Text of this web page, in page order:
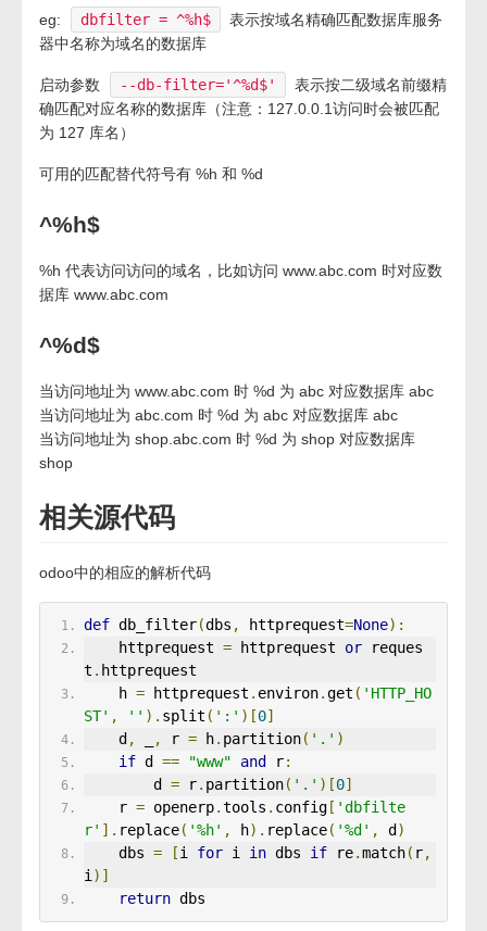
eg: dbfilter = ^%h$
表示按域名精确匹配数据库服务
器中名称为域名的数据库
启动参数 --db-filter='^%d$'
表示按二级域名前缀精
确匹配对应名称的数据库（注意：127.0.0.1访问时会被匹配
为 127 库名）
可用的匹配替代符号有 %h 和 %d
^%h$
%h 代表访问访问的域名，比如访问 www.abc.com 时对应数
据库 www.abc.com
^%d$
当访问地址为 www.abc.com 时 %d 为 abc 对应数据库 abc
当访问地址为 abc.com 时 %d 为 abc 对应数据库 abc
当访问地址为 shop.abc.com 时 %d 为 shop 对应数据库
shop
相关源代码
odoo中的相应的解析代码
def db_filter(dbs , httprequest=None):
    httprequest
= httprequest or reques
t . httprequest
    h
= httprequest . environ.get ( 'HTTP_HO
ST' , '' ). split ( ':' )[0]
    d
, , r = h. partition( '.' )
if d == "www" and r:
        d
= r. partition( '.' )[0]
    r
= openerp.tools . config[ 'dbfilte
r' ]. replace( '%h' , h). replace( '%d' , d )
    dbs
= [i for i in dbs if re.match( r,
i )]
return dbs